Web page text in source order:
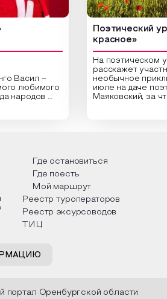
Васил –
любимого
народов
год в
какие
удачу и
и
Кто такой
пришел, как
уголках
елочные
Поэтический
красное»
На поэтическом
расскажет
необычное
июле на даче
Маяковский, за
Твардовского и
каждой строчке
восхищение
яркому времени
Где остановиться
Где поесть
Мой маршрут
Реестр туроператоров
Реестр эксурсоводов
ТИЦ
портал Оренбургской области